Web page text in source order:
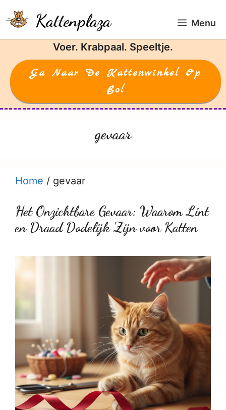
naar
de
Kattenplaza Menu
Voer. Krabpaal. Speeltje.
Ga Naar De Kattenwinkel Op
Bol
gevaar
Home / gevaar
Het Onzichtbare Gevaar: Waarom Lint
en Draad Dodelijk Zijn voor Katten